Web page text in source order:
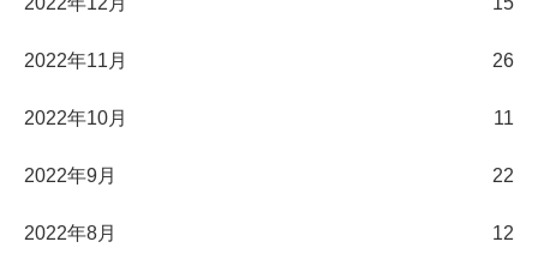
2022年11月 26
2022年10月 11
2022年9月 22
2022年8月 12